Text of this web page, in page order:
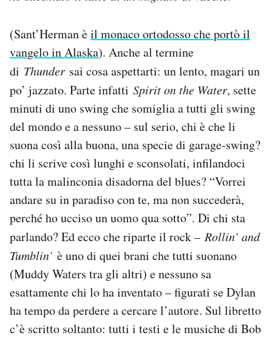
(Sant’Herman èil monaco ortodosso che portò il
vangelo in Alaska). Anche al termine
di Thunder sai cosa aspettarti: un lento, magari un
po’ jazzato. Parte infatti Spirit on the Water, sette
minuti di uno swing che somiglia a tutti gli swing
del mondo e a nessuno – sul serio, chi è che li
suona così alla buona, una specie di garage-swing?
chi li scrive così lunghi e sconsolati, infilandoci
tutta la malinconia disadorna del blues? “Vorrei
andare su in paradiso con te, ma non succederà,
perché ho ucciso un uomo qua sotto”. Di chi sta
parlando? Ed ecco che riparte il rock – Rollin’ and
Tumblin’ è uno di quei brani che tutti suonano
(Muddy Waters tra gli altri) e nessuno sa
esattamente chi lo ha inventato – figurati se Dylan
ha tempo da perdere a cercare l’autore. Sul libretto
c’è scritto soltanto: tutti i testi e le musiche di Bob